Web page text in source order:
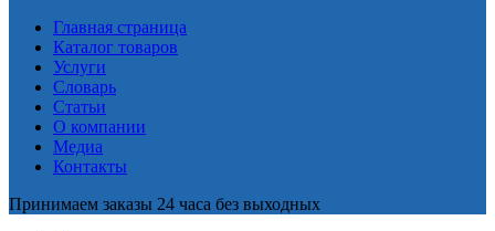
Главная страница
Каталог товаров
Услуги
Словарь
Статьи
О компании
Медиа
Контакты
Принимаем заказы 24 часа без выходных